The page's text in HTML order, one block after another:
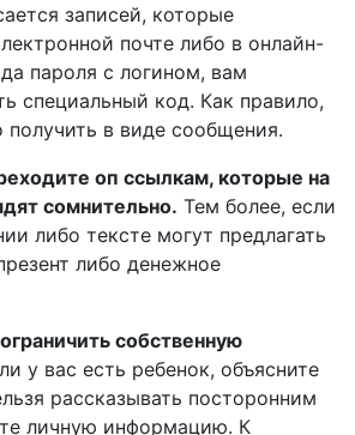
записей, которые
почте либо в онлайн-
пароля с логином, вам
специальный код. Как правило,
в виде сообщения.
оп ссылкам, которые на
сомнительно. Тем более, если
либо тексте могут предлагать
либо денежное
собственную
у вас есть ребенок, объясните
рассказывать посторонним
личную информацию. К